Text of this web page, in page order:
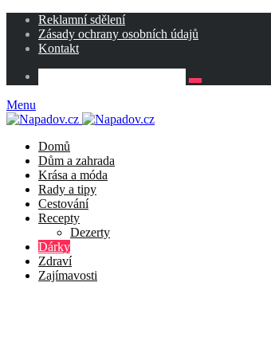
Reklamní sdělení
Zásady ochrany osobních údajů
Kontakt
Menu
Domů
Dům a zahrada
Krása a móda
Rady a tipy
Cestování
Recepty
Dezerty
Dárky
Zdraví
Zajímavosti